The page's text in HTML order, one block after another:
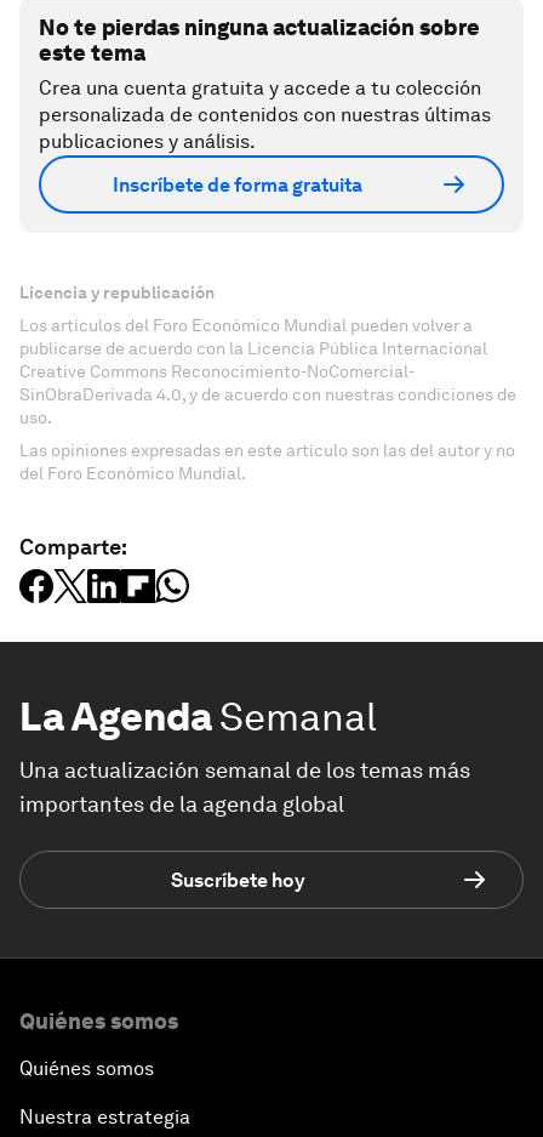
No te pierdas ninguna actualización sobre
este tema
Crea una cuenta gratuita y accede a tu colección
personalizada de contenidos con nuestras últimas
publicaciones y análisis.
Inscríbete de forma gratuita
Licencia y republicación
Los artículos del Foro Económico Mundial pueden volver a
publicarse de acuerdo con la Licencia Pública Internacional
Creative Commons Reconocimiento-NoComercial-
SinObraDerivada 4.0, y de acuerdo con nuestras condiciones de
uso.
Las opiniones expresadas en este artículo son las del autor y no
del Foro Económico Mundial.
Comparte:
La AgendaSemanal
Una actualización semanal de los temas más
importantes de la agenda global
Suscríbete hoy
Quiénes somos
Quiénes somos
Nuestra estrategia